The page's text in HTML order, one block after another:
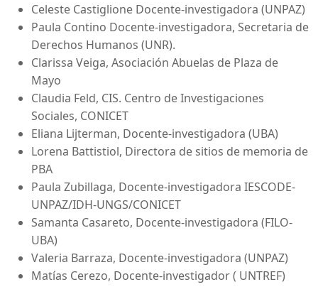
Celeste Castiglione Docente-investigadora (UNPAZ)
Paula Contino Docente-investigadora, Secretaria de
Derechos Humanos (UNR).
Clarissa Veiga, Asociación Abuelas de Plaza de
Mayo
Claudia Feld, CIS. Centro de Investigaciones
Sociales, CONICET
Eliana Lijterman, Docente-investigadora (UBA)
Lorena Battistiol, Directora de sitios de memoria de
PBA
Paula Zubillaga, Docente-investigadora IESCODE-
UNPAZ/IDH-UNGS/CONICET
Samanta Casareto, Docente-investigadora (FILO-
UBA)
Valeria Barraza, Docente-investigadora (UNPAZ)
Matías Cerezo, Docente-investigador ( UNTREF)